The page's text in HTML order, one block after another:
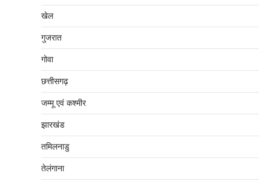
खेल
गुजरात
गोवा
छत्तीसगढ़
जम्‍मू एवं कश्‍मीर
झारखंड
तमिलनाडु
तेलंगाना